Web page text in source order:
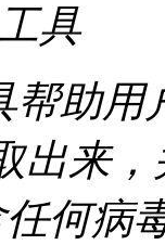
具
帮助
出来
何病